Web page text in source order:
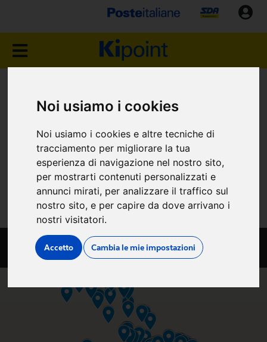
Noi usiamo i cookies
Noi usiamo i cookies e altre tecniche di
tracciamento per migliorare la tua
esperienza di navigazione nel nostro sito,
per mostrarti contenuti personalizzati e
annunci mirati, per analizzare il traffico sul
nostro sito, e per capire da dove arrivano i
nostri visitatori.
Accetto Cambia le mie impostazioni
ELENCO COMPLETO
PUNTI VENDITA